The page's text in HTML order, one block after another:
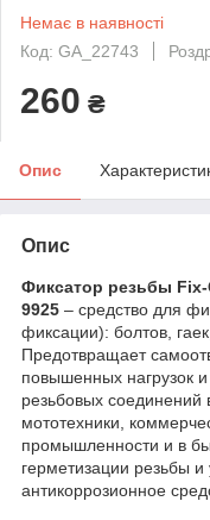
Немає в наявності
Код: GA_22743
260 ₴
Опис
Опис
Фиксатор резьбы
9925 – средство для
фиксации): болтов,
Предотвращает
повышенных нагрузок
резьбовых соединений
мототехники,
промышленности и в
герметизации резьбы и
антикоррозионное